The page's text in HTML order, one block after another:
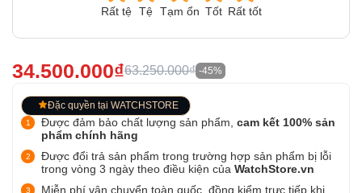
Rất tệ Tệ Tạm ổn Tốt Rất tốt
34.500.000₫63.250.000₫ -45%
Đặc quyền tại WATCHSTORE
Được đảm bảo chất lượng sản phẩm, cam kết 100% sản
phẩm chính hãng
Được đổi trả sản phẩm trong trường hợp sản phẩm bị lỗi
trong vòng 3 ngày theo điều kiện của WatchStore.vn
Miễn phí vận chuyển toàn quốc, đồng kiểm trực tiếp khi